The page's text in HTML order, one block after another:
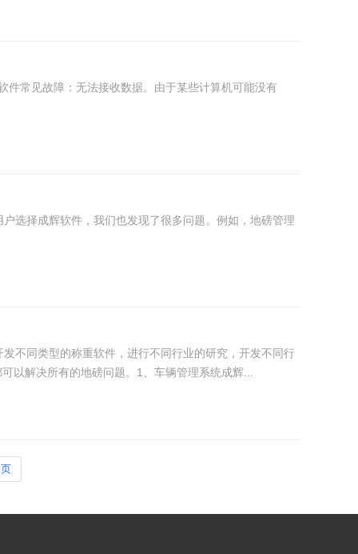
件常见故障：无法接收数据。由于某些计算机可能没有
选择成辉软件，我们也发现了很多问题。例如，地磅管理
不同类型的称重软件，进行不同行业的研究，开发不同行
以解决所有的地磅问题。1、车辆管理系统成辉...